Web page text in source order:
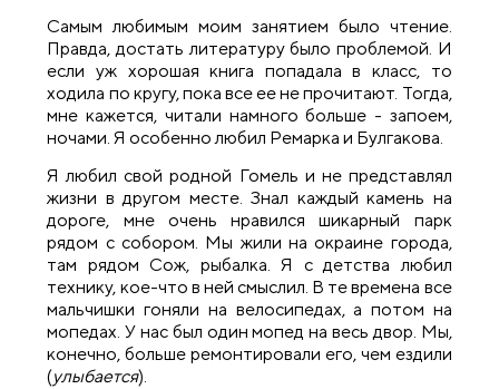
Самым любимым моим занятием было чтение.
Правда, достать литературу было проблемой. И
если уж хорошая книга попадала в класс, то
ходила по кругу, пока все ее не прочитают. Тогда,
мне кажется, читали намного больше - запоем,
ночами. Я особенно любил Ремарка и Булгакова.
Я любил свой родной Гомель и не представлял
жизни в другом месте. Знал каждый камень на
дороге, мне очень нравился шикарный парк
рядом с собором. Мы жили на окраине города,
там рядом Сож, рыбалка. Я с детства любил
технику, кое-что в ней смыслил. В те времена все
мальчишки гоняли на велосипедах, а потом на
мопедах. У нас был один мопед на весь двор. Мы,
конечно, больше ремонтировали его, чем ездили
(улыбается).